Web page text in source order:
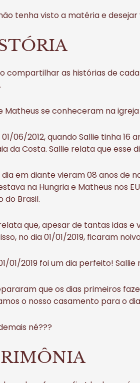
tenha visto a matéria e desejar
compartilhar as histórias de
Matheus se conheceram na
01/06/2012, quando Sallie tinha
da Costa. Sallie relata que esse
dia em diante vieram 08 anos de
na Hungria e Matheus nos
do Brasil.
que, apesar de tantas idas
no dia 01/01/2019, ficaram
01/2019 foi um dia perfeito!
que os dias primeiros
o nosso casamento para o
né???